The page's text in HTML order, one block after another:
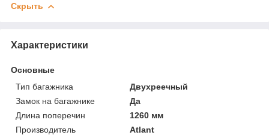
Скрыть
Характеристики
Основные
Тип багажника
Двухреечный
Замок на багажнике
Да
Длина поперечин
1260 мм
Производитель
Atlant